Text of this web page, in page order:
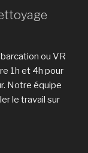
ou VR
1h et 4h pour
Notre équipe
le travail sur